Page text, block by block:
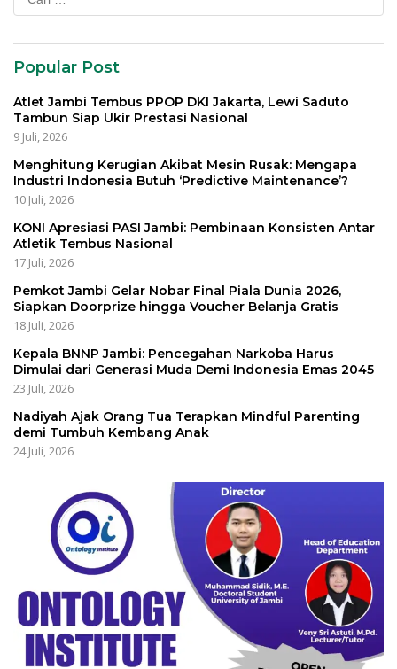
untuk:
Popular Post
Atlet Jambi Tembus PPOP DKI Jakarta, Lewi Saduto
Tambun Siap Ukir Prestasi Nasional
9 Juli, 2026
Menghitung Kerugian Akibat Mesin Rusak: Mengapa
Industri Indonesia Butuh ‘Predictive Maintenance’?
10 Juli, 2026
KONI Apresiasi PASI Jambi: Pembinaan Konsisten Antar
Atletik Tembus Nasional
17 Juli, 2026
Pemkot Jambi Gelar Nobar Final Piala Dunia 2026,
Siapkan Doorprize hingga Voucher Belanja Gratis
18 Juli, 2026
Kepala BNNP Jambi: Pencegahan Narkoba Harus
Dimulai dari Generasi Muda Demi Indonesia Emas 2045
23 Juli, 2026
Nadiyah Ajak Orang Tua Terapkan Mindful Parenting
demi Tumbuh Kembang Anak
24 Juli, 2026